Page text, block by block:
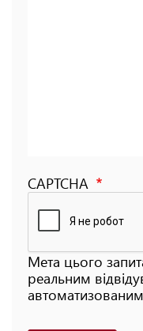
CAPTCHA
Мета цього
реальним